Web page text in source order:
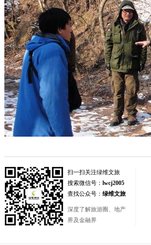
扫一扫关注绿维文旅
搜索微信号： lwcj2005
查找公众号： 绿维文旅
深度了解旅游圈、地产
界及金融界